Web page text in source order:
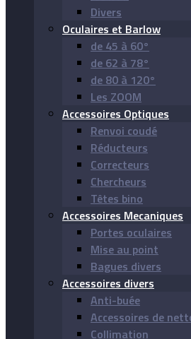
Divers
Oculaires et Barlow
de 45 à 60°
de 62 à 78°
de 80 à 120°
Les ZOOM
Accessoires Optiques
Renvoi coudé
Réducteurs
Correcteurs
Chercheurs
Têtes bino
Accessoires Mecaniques
Portes oculaires
Mise au point
Bagues divers
Accessoires divers
Anti-buée
Accessoires de
Collimation